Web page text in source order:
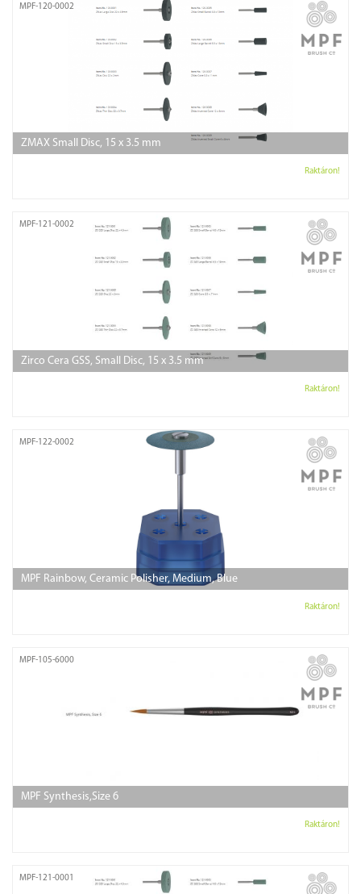
MPF-120-0002
ZMAX Small Disc, 15 x 3.5 mm
Raktáron!
MPF-121-0002
Zirco Cera GSS, Small Disc, 15 x 3.5 mm
Raktáron!
MPF-122-0002
MPF Rainbow, Ceramic Polisher, Medium, Blue
Raktáron!
MPF-105-6000
MPF Synthesis,Size 6
Raktáron!
MPF-121-0001